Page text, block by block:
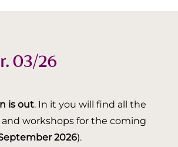
03/26
is out. In it you will find all the
and workshops for the coming
2026).